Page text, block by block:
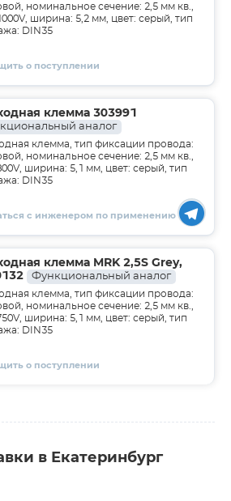
номинальное сечение: 2,5 мм кв.,
ширина: 5,2 мм, цвет: серый, тип
DIN35
о поступлении
клемма 303991
аналог
клемма, тип фиксации провода:
номинальное сечение: 2,5 мм кв.,
ширина: 5,1 мм, цвет: серый, тип
DIN35
с инженером по применению
клемма MRK 2,5S Grey,
Функциональный аналог
клемма, тип фиксации провода:
номинальное сечение: 2,5 мм кв.,
ширина: 5,1 мм, цвет: серый, тип
DIN35
о поступлении
в Екатеринбург